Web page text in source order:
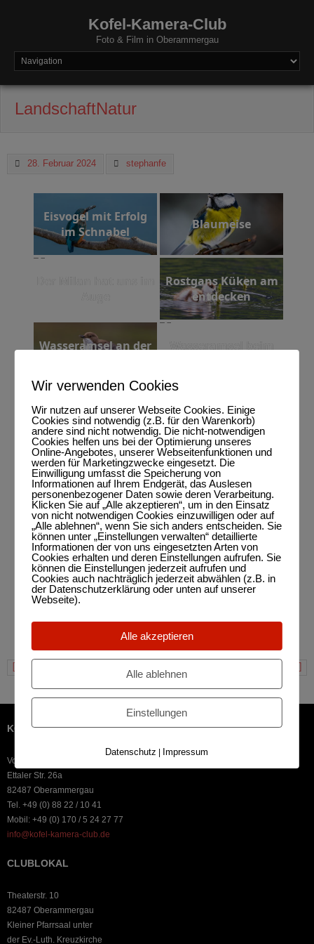
Kofel-Kamera-Club
Foto & Film in Oberammergau
LandschaftNatur
28. Februar 2024 stephanfe
Eisvogel mit Erfolg
im Schnabel
Blaumeise
Rostgans Küken am
entdecken
Wasseramsel an der
Baumallee auf
Rügen
Kochelsee
Schleierfälle
Schloss
Neuschwanstein darf
nicht fehlen
St. Andreas bei Etting Kochelsee-Romantik
KOFEL-KAMERA-CLUB OBERAMMERGAU
Vorstand: Stephan Fenzl
Ettaler Str. 26a
82487 Oberammergau
Tel. +49 (0) 88 22 / 10 41
Mobil: +49 (0) 170 / 5 24 27 77
info@kofel-kamera-club.de
CLUBLOKAL
Theaterstr. 10
82487 Oberammergau
Kleiner Pfarrsaal unter
der Ev.-Luth. Kreuzkirche
Wir verwenden Cookies
Wir nutzen auf unserer Webseite Cookies. Einige
Cookies sind notwendig (z.B. für den Warenkorb)
andere sind nicht notwendig. Die nicht-notwendigen
Cookies helfen uns bei der Optimierung unseres
Online-Angebotes, unserer Webseitenfunktionen und
werden für Marketingzwecke eingesetzt. Die
Einwilligung umfasst die Speicherung von
Informationen auf Ihrem Endgerät, das Auslesen
personenbezogener Daten sowie deren Verarbeitung.
Klicken Sie auf „Alle akzeptieren“, um in den Einsatz
von nicht notwendigen Cookies einzuwilligen oder auf
„Alle ablehnen“, wenn Sie sich anders entscheiden. Sie
können unter „Einstellungen verwalten“ detaillierte
Informationen der von uns eingesetzten Arten von
Cookies erhalten und deren Einstellungen aufrufen. Sie
können die Einstellungen jederzeit aufrufen und
Cookies auch nachträglich jederzeit abwählen (z.B. in
der Datenschutzerklärung oder unten auf unserer
Webseite).
Alle akzeptieren
Alle ablehnen
Einstellungen
Datenschutz | Impressum